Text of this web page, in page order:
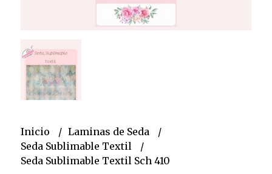
Inicio
Laminas de Seda
Seda Sublimable Textil
Seda Sublimable Textil Sch 410